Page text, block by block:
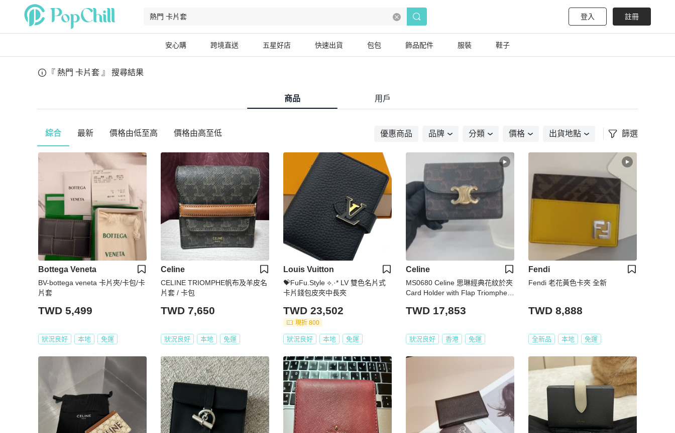
登入 註冊
安心購 跨境直送 五星好店 快速出貨 包包 飾品配件 服裝 鞋子
『 熱門 卡片套 』 搜尋結果
商品 用戶
綜合 最新 價格由低至高 價格由高至低 優惠商品 品牌 分類 價格 出貨地點 篩選
Bottega Veneta
BV-bottega veneta 卡片夾/卡包/卡
片套
TWD 5,499
狀況良好 本地 免運
Celine
CELINE TRIOMPHE帆布及羊皮名
片套 / 卡包
TWD 7,650
狀況良好 本地 免運
Louis Vuitton
💝FuFu.Style ⟡.·* LV 雙色名片式
卡片錢包皮夾中長夾
TWD 23,502
現折 800
狀況良好 本地 免運
Celine
MS0680 Celine 思琳經典花紋於夾
Card Holder with Flap Triomphe C
TWD 17,853
狀況良好 香港 免運
Fendi
Fendi 老花黃色卡夾 全新
TWD 8,888
全新品 本地 免運